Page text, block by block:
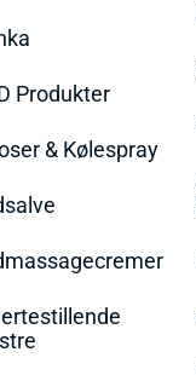
Produkter
& Kølespray